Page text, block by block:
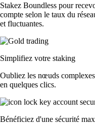
Stakez Boundless pour
compte selon le taux du
et fluctuantes.
Simplifiez votre staking
Oubliez les nœuds
en quelques clics.
Bénéficiez d'une sécurité